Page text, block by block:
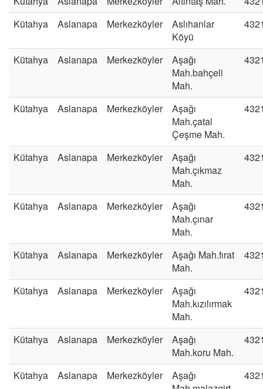
Kütahya
Aslanapa Merkezköyler
Aslıhanlar
Köyü
Kütahya Aslanapa Merkezköyler
Aşağı
Mah.bahçeli
Mah.
Kütahya Aslanapa Merkezköyler
Aşağı
Mah.çatal
Çeşme Mah.
Kütahya Aslanapa Merkezköyler
Aşağı
Mah.çıkmaz
Mah.
Kütahya Aslanapa Merkezköyler
Aşağı
Mah.çınar
Mah.
Kütahya Aslanapa Merkezköyler
Aşağı Mah.fırat
Mah.
Kütahya Aslanapa Merkezköyler
Aşağı
Mah.kızılırmak
Mah.
Kütahya Aslanapa Merkezköyler
Aşağı
Mah.koru Mah.
Kütahya Aslanapa Merkezköyler
Aşağı